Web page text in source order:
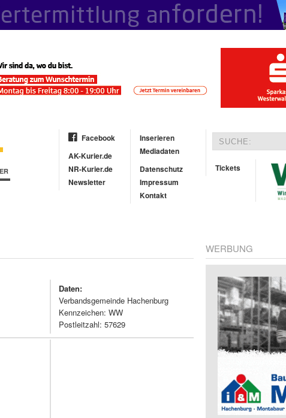
Facebook
AK-Kurier.de
NR-Kurier.de
Newsletter
Inserieren
Mediadaten
Datenschutz
Impressum
Kontakt
Tickets
Daten:
Verbandsgemeinde Hachenburg
Kennzeichen: WW
Postleitzahl: 57629
WERBUNG